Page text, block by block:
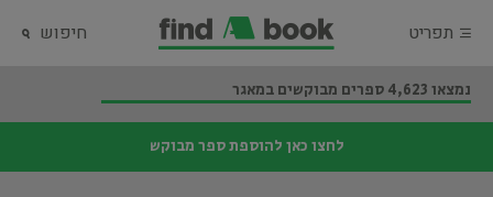
תפריט חיפוש
נמצאו 4,623 ספרים מבוקשים במאגר
לחצו כאן להוספת ספר מבוקש